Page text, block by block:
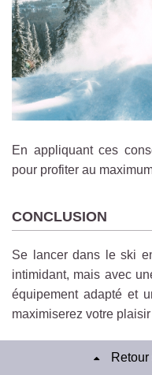
En appliquant ces
pour profiter au
CONCLUSION
Se lancer dans le ski
intimidant, mais avec
équipement adapté et
maximiserez votre
N’oubliez pas que le